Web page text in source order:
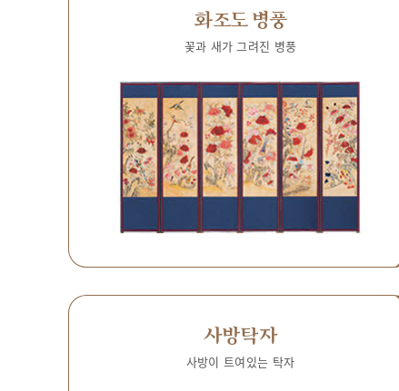
화조도 병풍
꽃과 새가 그려진 병풍
사방탁자
사방이 트여있는 탁자